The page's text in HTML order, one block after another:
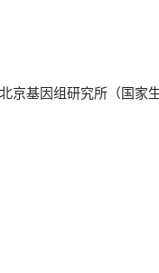
基因组研究所（国家